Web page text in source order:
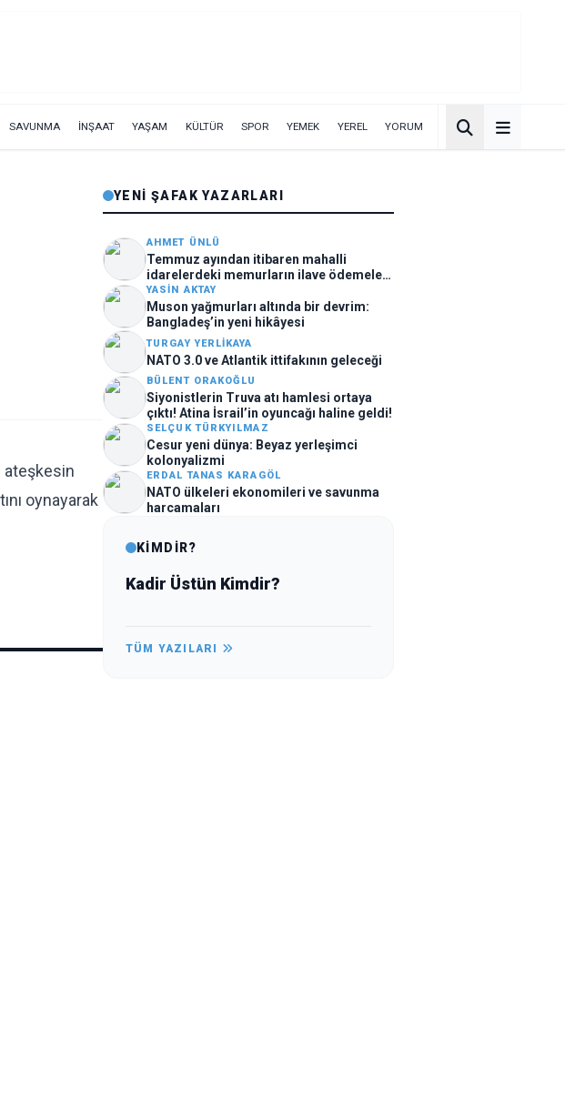
SAVUNMA İNŞAAT YAŞAM KÜLTÜR SPOR YEMEK YEREL YORUM
ateşkesin
oynayarak
YENI ŞAFAK YAZARLARI
AHMET ÜNLÜ
Temmuz ayından itibaren mahalli
idarelerdeki memurların ilave ödemeleri
arttı
YASIN AKTAY
Muson yağmurları altında bir devrim:
Bangladeş’in yeni hikâyesi
TURGAY YERLIKAYA
NATO 3.0 ve Atlantik ittifakının geleceği
BÜLENT ORAKOĞLU
Siyonistlerin Truva atı hamlesi ortaya
çıktı! Atina İsrail’in oyuncağı haline geldi!
SELÇUK TÜRKYILMAZ
Cesur yeni dünya: Beyaz yerleşimci
kolonyalizmi
ERDAL TANAS KARAGÖL
NATO ülkeleri ekonomileri ve savunma
harcamaları
KİMDİR?
Kadir Üstün Kimdir?
TÜM YAZILARI